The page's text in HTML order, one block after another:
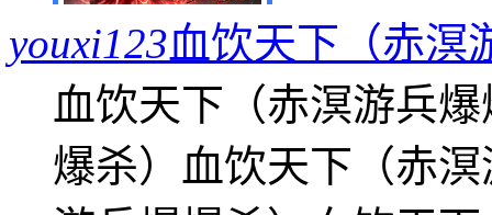
youxi123血饮天下（赤溟
血饮天下（赤溟游兵
爆杀）血饮天下（赤